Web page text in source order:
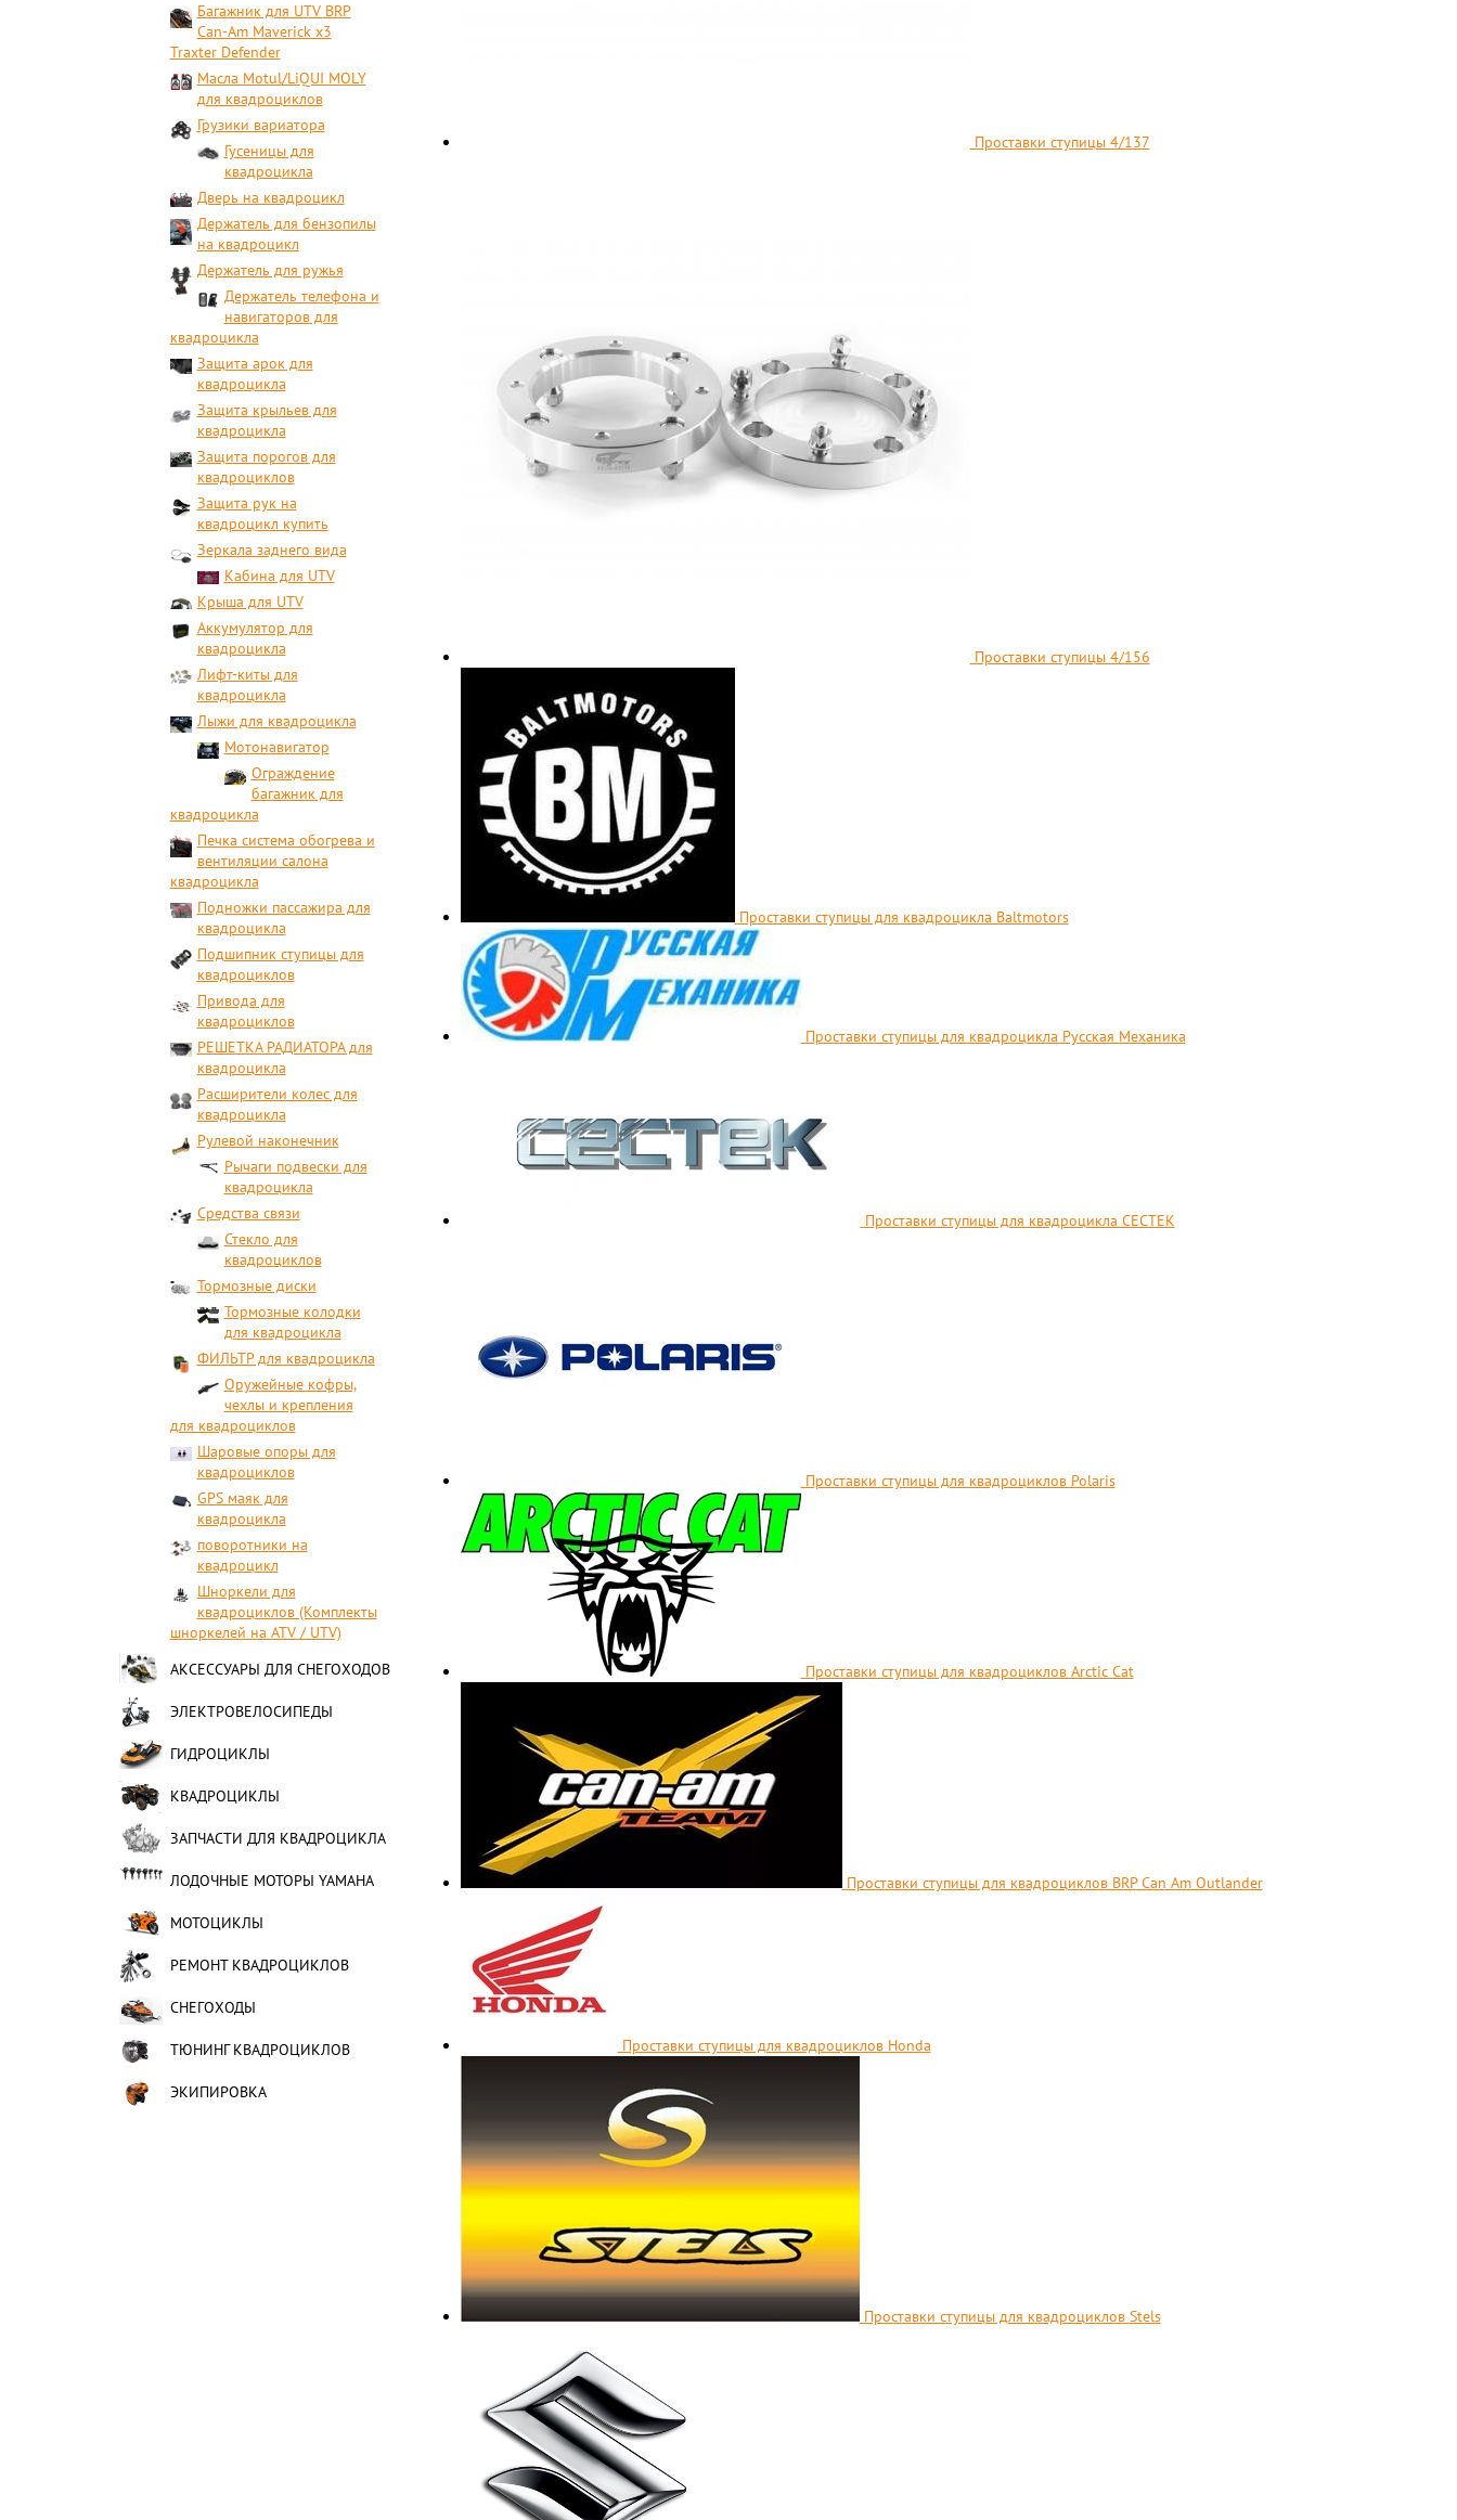
Багажник для UTV BRP
Can-Am Maverick x3
Traxter Defender
Масла Motul/LiQUI MOLY
для квадроциклов
Грузики вариатора
Гусеницы для
квадроцикла
Дверь на квадроцикл
Держатель для бензопилы
на квадроцикл
Держатель для ружья
Держатель телефона и
навигаторов для
квадроцикла
Защита арок для
квадроцикла
Защита крыльев для
квадроцикла
Защита порогов для
квадроциклов
Защита рук на
квадроцикл купить
Зеркала заднего вида
Кабина для UTV
Крыша для UTV
Аккумулятор для
квадроцикла
Лифт-киты для
квадроцикла
Лыжи для квадроцикла
Мотонавигатор
Ограждение
багажник для
квадроцикла
Печка система обогрева и
вентиляции салона
квадроцикла
Подножки пассажира для
квадроцикла
Подшипник ступицы для
квадроциклов
Привода для
квадроциклов
РЕШЕТКА РАДИАТОРА для
квадроцикла
Расширители колес для
квадроцикла
Рулевой наконечник
Рычаги подвески для
квадроцикла
Средства связи
Стекло для
квадроциклов
Тормозные диски
Тормозные колодки
для квадроцикла
ФИЛЬТР для квадроцикла
Оружейные кофры,
чехлы и крепления
для квадроциклов
Шаровые опоры для
квадроциклов
GPS маяк для
квадроцикла
поворотники на
квадроцикл
Шноркели для
квадроциклов (Комплекты
шноркелей на ATV / UTV)
АКСЕССУАРЫ ДЛЯ СНЕГОХОДОВ
ЭЛЕКТРОВЕЛОСИПЕДЫ
ГИДРОЦИКЛЫ
КВАДРОЦИКЛЫ
ЗАПЧАСТИ ДЛЯ КВАДРОЦИКЛА
ЛОДОЧНЫЕ МОТОРЫ YAMAHA
МОТОЦИКЛЫ
РЕМОНТ КВАДРОЦИКЛОВ
СНЕГОХОДЫ
ТЮНИНГ КВАДРОЦИКЛОВ
ЭКИПИРОВКА
Проставки ступицы 4/137
Проставки ступицы 4/156
Проставки ступицы для квадроцикла Baltmotors
Проставки ступицы для квадроцикла Русская Механика
Проставки ступицы для квадроцикла CECTEK
Проставки ступицы для квадроциклов Polaris
Проставки ступицы для квадроциклов Arctic Cat
Проставки ступицы для квадроциклов BRP Can Am Outlander
Проставки ступицы для квадроциклов Honda
Проставки ступицы для квадроциклов Stels